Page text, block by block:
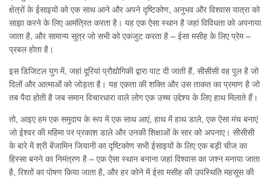
क्षेत्रों के ईसाइयों को एक साथ आने और अपने दृष्टिकोण, अनुभव और विश्वास यात्रा को
साझा करने के लिए आमंत्रित करता है। यह एक ऐसा स्थान है जहां विविधता को अपनाया
जाता है, और सामान्य सूत्र जो सभी को एकजुट करता है – ईसा मसीह के लिए प्रेम –
प्रबल होता है।
इस डिजिटल युग में, जहां दूरियां प्रौद्योगिकी द्वारा पाट दी जाती हैं, सीसीसी वह पुल है जो
दिलों और आत्माओं को जोड़ता है। यह एकता की शक्ति और उस ताकत का प्रमाण है जो
तब पैदा होती है जब समान विचारधारा वाले लोग एक उच्च उद्देश्य के लिए हाथ मिलाते हैं।
तो, आइए हम एक समुदाय के रूप में एक साथ आएं, हाथ में हाथ डाले, एक ऐसा मंच बनाएं
जो ईश्वर की महिमा पर प्रकाश डाले और उनकी शिक्षाओं के सार को अपनाए। सीसीसी
के बारे में श्री बेंजामिन जियानी का दृष्टिकोण सभी ईसाइयों के लिए एक बड़ी चीज का
हिस्सा बनने का निमंत्रण है – एक ऐसा स्थान बनाना जहां विश्वास का जश्न मनाया जाता
है, रिश्तों का पोषण किया जाता है, और हर कोने में ईसा मसीह की उपस्थिति महसूस की